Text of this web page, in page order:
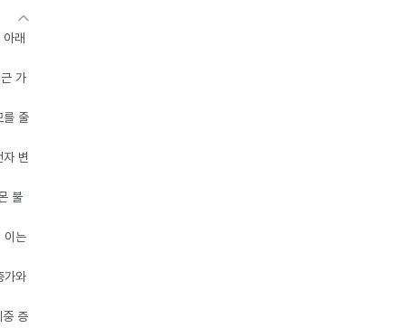
래
가
를 줄
변
불
이는
가와
중 증